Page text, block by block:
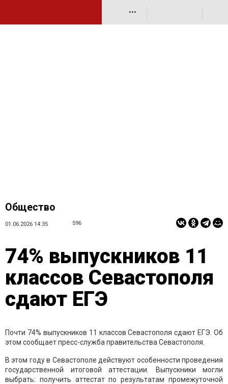
•••
Общество
01.06.2026 14:35 596
74% выпускников 11
классов Севастополя
сдают ЕГЭ
Почти 74% выпускников 11 классов Севастополя сдают ЕГЭ. Об
этом сообщает пресс-служба правительства Севастополя.
В этом году в Севастополе действуют особенности проведения
государственной итоговой аттестации. Выпускники могли
выбрать: получить аттестат по результатам промежуточной